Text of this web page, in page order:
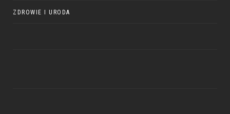
ZDROWIE I URODA